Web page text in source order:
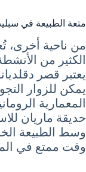
متعة الطبيعة في
من ناحية أخرى،
الكثير من
يعتبر قصر
يمكن للزوار
المعمارية
حديقة ماريان
وسط الطبيعة
وقت ممتع في